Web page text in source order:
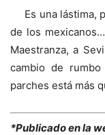
Es una lástima,
de los
Maestranza, a
cambio de
parches está más
*Publicado en la